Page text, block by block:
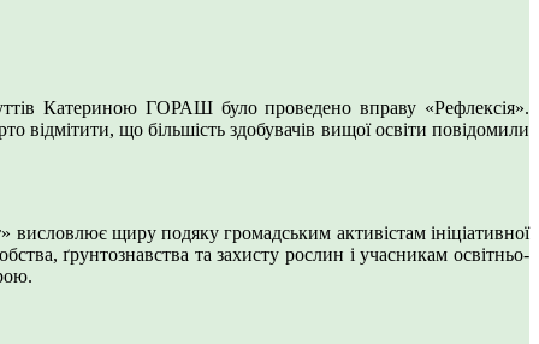
Катериною ГОРАШ було проведено вправу «Рефлексія».
що більшість здобувачів вищої освіти повідомили
щиру подяку громадським активістам ініціативної
ґрунтознавства та захисту рослин і учасникам освітньо-